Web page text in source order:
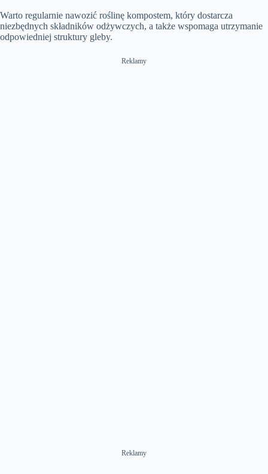
Warto regularnie nawozić roślinę kompostem, który dostarcza
niezbędnych składników odżywczych, a także wspomaga utrzymanie
odpowiedniej struktury gleby.
Reklamy
Reklamy